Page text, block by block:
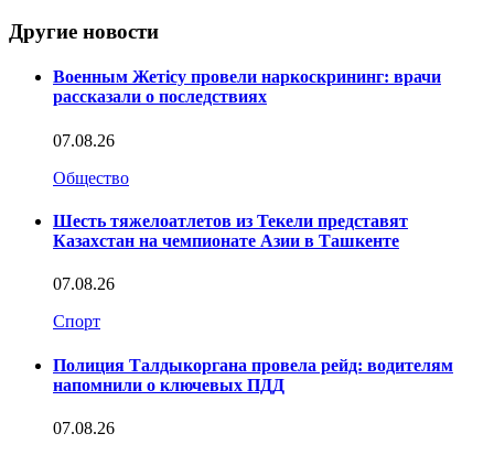
Другие новости
Военным Жетісу провели наркоскрининг: врачи
рассказали о последствиях
07.08.26
Общество
Шесть тяжелоатлетов из Текели представят
Казахстан на чемпионате Азии в Ташкенте
07.08.26
Спорт
Полиция Талдыкоргана провела рейд: водителям
напомнили о ключевых ПДД
07.08.26